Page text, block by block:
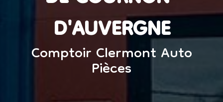
D'AUVERGNE
Comptoir Clermont Auto
Pièces